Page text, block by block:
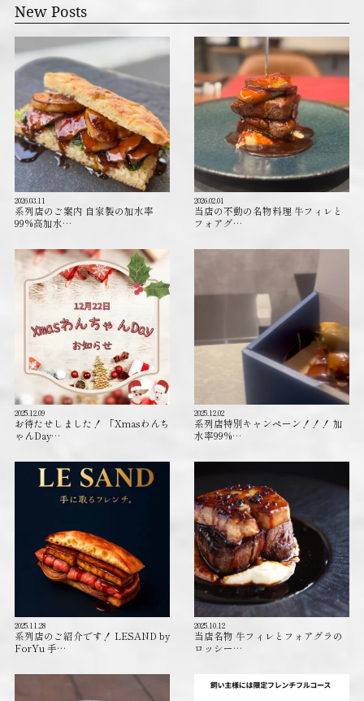
New Posts
2026.03.11
系列店のご案内 自家製の加水率
99%高加水…
2026.02.01
当店の不動の名物料理 牛フィレと
フォアグ…
2025.12.09
お待たせしました！ 「Xmasわんち
ゃんDay…
2025.12.02
系列店特別キャンペーン！！！ 加
水率99%…
2025.11.28
系列店のご紹介です！ LESAND by
ForYu 手…
2025.10.12
当店名物 牛フィレとフォアグラの
ロッシー…